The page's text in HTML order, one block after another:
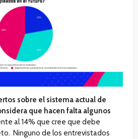
sobre el sistema actual de
que hacen falta algunos
al 14% que cree que debe
Ninguno de los entrevistados